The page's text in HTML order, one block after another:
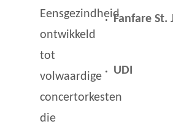
Eensgezindheid
ontwikkeld
tot
volwaardige
concertorkesten
die
Fanfare St.
UDI